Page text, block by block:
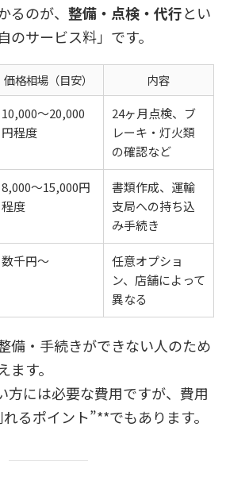
るのが、 整備・点検・代行とい
のサービス料」です。
価格相場（目安）
内容
10,000〜20,000
円程度
24ヶ月点検、ブ
レーキ・灯火類
の確認など
8,000〜15,000円
程度
書類作成、運輸
支局への持ち込
み手続き
数千円〜
任意オプショ
ン、店舗によって
異なる
備・手続きができない人のため
す。
方には必要な費用ですが、費用
るポイント”**でもあります。